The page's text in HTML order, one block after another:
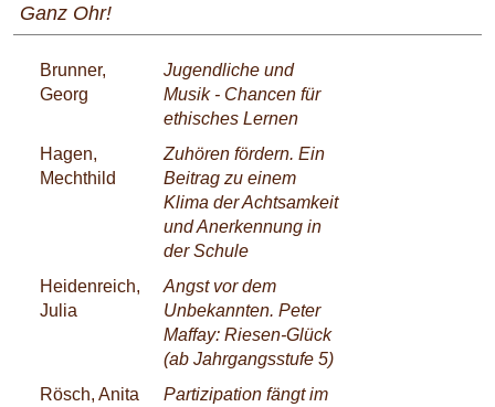
Ganz Ohr!
Brunner,
Georg
Jugendliche und
Musik - Chancen für
ethisches Lernen
Hagen,
Mechthild
Zuhören fördern. Ein
Beitrag zu einem
Klima der Achtsamkeit
und Anerkennung in
der Schule
Heidenreich,
Julia
Angst vor dem
Unbekannten. Peter
Maffay: Riesen-Glück
(ab Jahrgangsstufe 5)
Rösch, Anita
Partizipation fängt im